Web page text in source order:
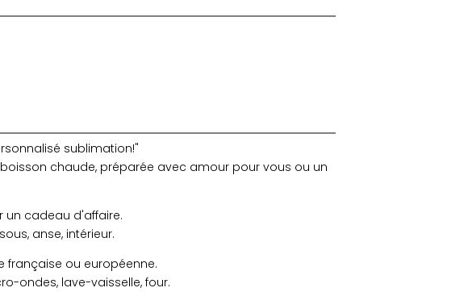
sublimation!"
chaude, préparée avec amour pour vous ou un
un cadeau d'affaire.
anse, intérieur.
française ou européenne.
ondes, lave-vaisselle, four.